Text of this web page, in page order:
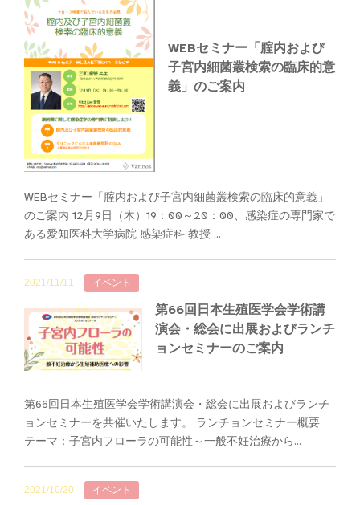
WEBセミナー「腟内および
子宮内細菌叢検索の臨床的意
義」のご案内
WEBセミナー「腟内および子宮内細菌叢検索の臨床的意義」
のご案内 12月9日（木）19：00～20：00、感染症の専門家で
ある愛知医科大学病院 感染症科 教授 ...
2021/11/11 イベント
第66回日本生殖医学会学術講
演会・総会に出展およびランチ
ョンセミナーのご案内
第66回日本生殖医学会学術講演会・総会に出展およびランチ
ョンセミナーを共催いたします。 ランチョンセミナー概要
テーマ：子宮内フローラの可能性～一般不妊治療から...
2021/10/20 イベント